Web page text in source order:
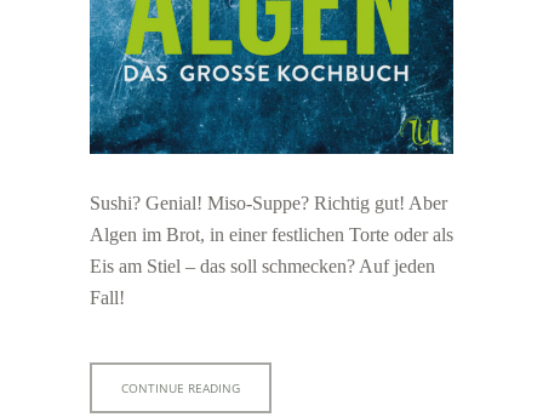
Sushi? Genial! Miso-Suppe? Richtig gut! Aber
Algen im Brot, in einer festlichen Torte oder als
Eis am Stiel – das soll schmecken? Auf jeden
Fall!
CONTINUE READING